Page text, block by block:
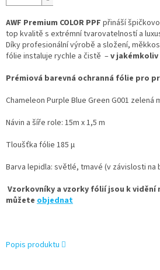
AWF Premium COLOR PPF přináší
top kvalitě s extrémní tvarovatelností a
Díky profesionální výrobě a složení,
fólie instaluje rychle a čistě –v
Prémiová barevná ochranná fólie pro
Chameleon Purple Blue Green G001 zelená
Návin a šíře role: 15m x 1,5 m
Tloušťka fólie 185 µ
Barva lepidla: světlé, tmavé (v závislosti na
Vzorkovníky a vzorky fólií jsou k vidění
můžete objednat
Popis produktu